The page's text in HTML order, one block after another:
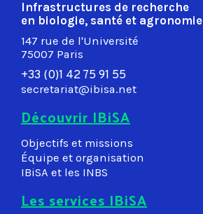
Infrastructures de recherche
en biologie, santé et agronomie
147 rue de l'Université
75007 Paris
+33 (0)1 42 75 91 55
secretariat@ibisa.net
Découvrir IBiSA
Objectifs et missions
Équipe et organisation
IBiSA et les INBS
Les services IBiSA